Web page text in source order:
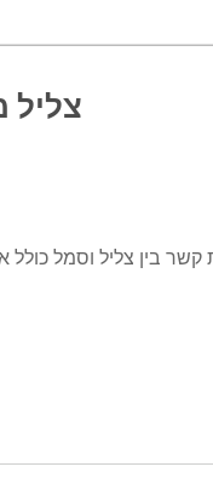
צליל מילה
קשר בין צליל וסמל כולל